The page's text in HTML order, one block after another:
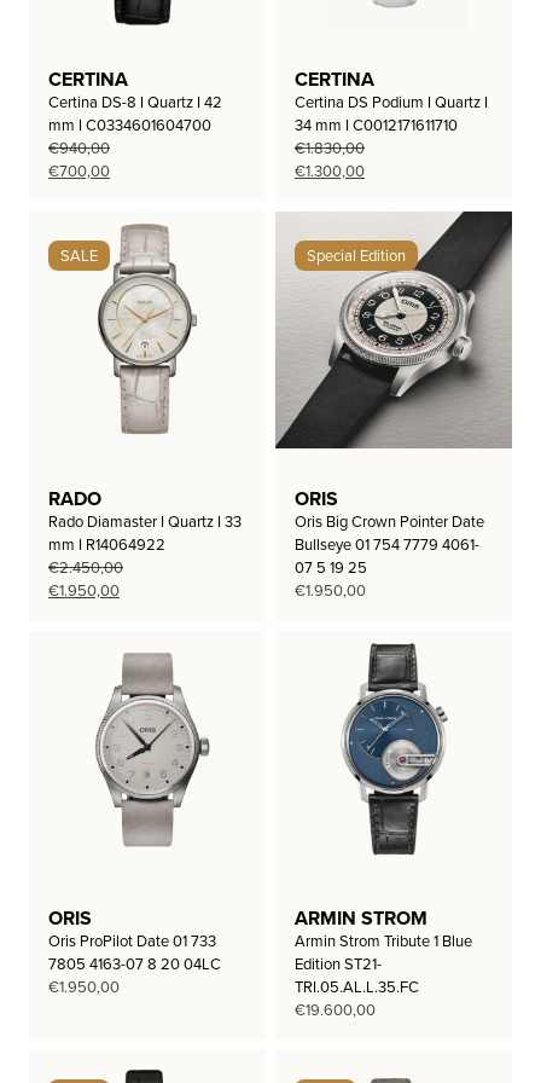
CERTINA
Certina DS-8 I Quartz I 42
mm I C0334601604700
€940,00
Oorspronkelijke
€940,00.
€700,00Huidige
€700,00.
CERTINA
Certina DS Podium I Quartz I
34 mm I C0012171611710
€1.830,00
Oorspronkelijke
was:
€1.830,00.
€1.300,00Huidige
is:
€1.300,00.
SALE
RADO
Rado Diamaster I Quartz I 33
mm I R14064922
€2.450,00
Oorspronkelijke
€2.450,00.
€1.950,00Huidige
€1.950,00.
Special Edition
ORIS
Oris Big Crown Pointer Date
Bullseye 01 754 7779 4061-
07 5 19 25
€1.950,00
ORIS
Oris ProPilot Date 01 733
7805 4163-07 8 20 04LC
€1.950,00
ARMIN STROM
Armin Strom Tribute 1 Blue
Edition ST21-
TRI.05.AL.L.35.FC
€19.600,00